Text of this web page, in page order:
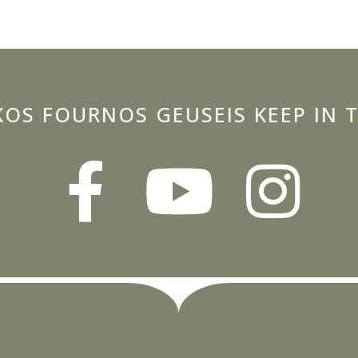
FOURNOS GEUSEIS KEEP IN